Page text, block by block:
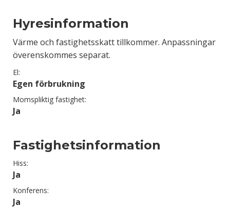
Hyresinformation
Värme och fastighetsskatt tillkommer. Anpassningar
överenskommes separat.
El:
Egen förbrukning
Momspliktig fastighet:
Ja
Fastighetsinformation
Hiss:
Ja
Konferens:
Ja